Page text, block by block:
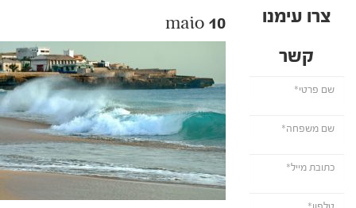
צרו עימנו
קשר
maio 10